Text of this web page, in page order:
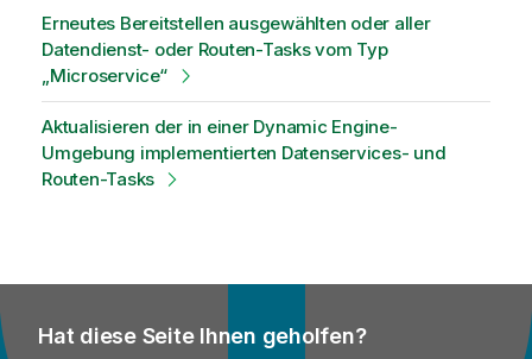
Erneutes Bereitstellen ausgewählten oder aller
Datendienst- oder Routen-Tasks vom Typ
„Microservice“
Aktualisieren der in einer Dynamic Engine-
Umgebung implementierten Datenservices- und
Routen-Tasks
Hat diese Seite Ihnen geholfen?